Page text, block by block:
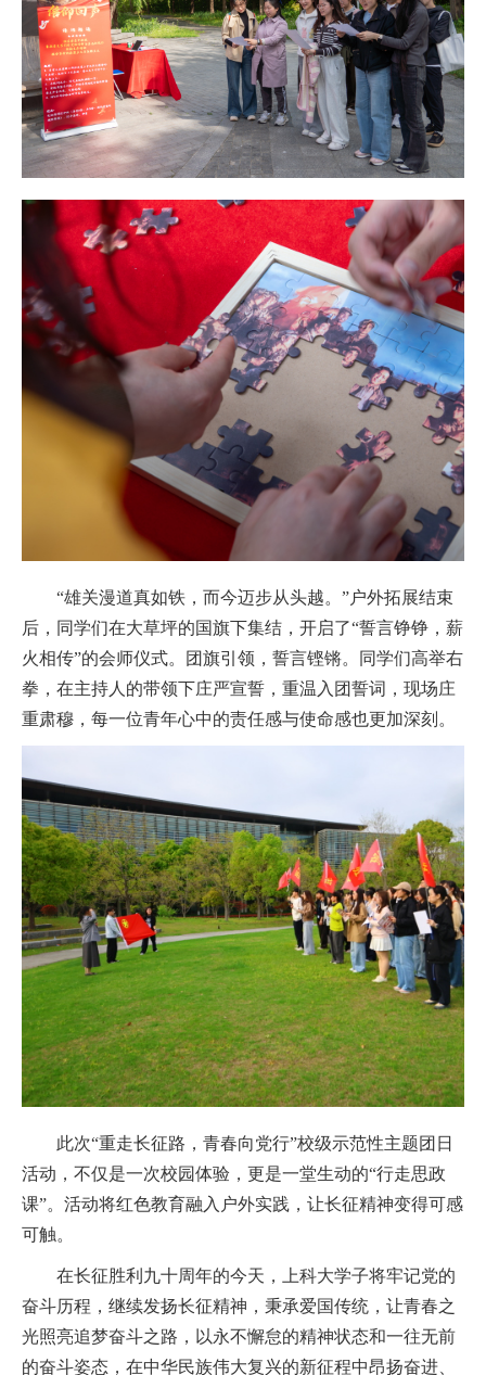
“雄关漫道真如铁，而今迈步从头越。”户外拓展结束
后，同学们在大草坪的国旗下集结，开启了“誓言铮铮，薪
火相传”的会师仪式。团旗引领，誓言铿锵。同学们高举右
拳，在主持人的带领下庄严宣誓，重温入团誓词，现场庄
重肃穆，每一位青年心中的责任感与使命感也更加深刻。
此次“重走长征路，青春向党行”校级示范性主题团日
活动，不仅是一次校园体验，更是一堂生动的“行走思政
课”。活动将红色教育融入户外实践，让长征精神变得可感
可触。
在长征胜利九十周年的今天，上科大学子将牢记党的
奋斗历程，继续发扬长征精神，秉承爱国传统，让青春之
光照亮追梦奋斗之路，以永不懈怠的精神状态和一往无前
的奋斗姿态，在中华民族伟大复兴的新征程中昂扬奋进、